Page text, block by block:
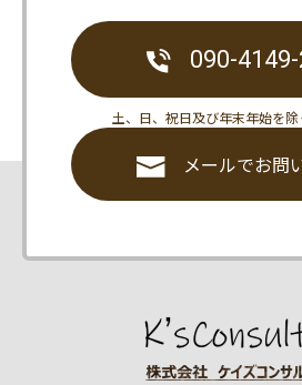
090-
土、日、祝日及び年末年始を
メールでお問